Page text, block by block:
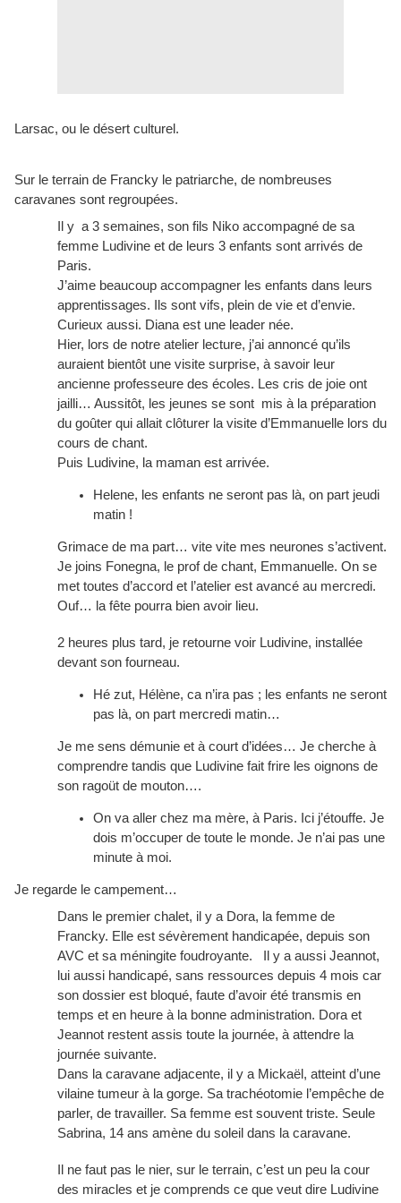
Larsac, ou le désert culturel.
Sur le terrain de Francky le patriarche, de nombreuses
caravanes sont regroupées.
Il y a 3 semaines, son fils Niko accompagné de sa
femme Ludivine et de leurs 3 enfants sont arrivés de
Paris.
J’aime beaucoup accompagner les enfants dans leurs
apprentissages. Ils sont vifs, plein de vie et d’envie.
Curieux aussi. Diana est une leader née.
Hier, lors de notre atelier lecture, j’ai annoncé qu’ils
auraient bientôt une visite surprise, à savoir leur
ancienne professeure des écoles. Les cris de joie ont
jailli… Aussitôt, les jeunes se sont mis à la préparation
du goûter qui allait clôturer la visite d’Emmanuelle lors du
cours de chant.
Puis Ludivine, la maman est arrivée.
Helene, les enfants ne seront pas là, on part jeudi
matin !
Grimace de ma part… vite vite mes neurones s’activent.
Je joins Fonegna, le prof de chant, Emmanuelle. On se
met toutes d’accord et l’atelier est avancé au mercredi.
Ouf… la fête pourra bien avoir lieu.
2 heures plus tard, je retourne voir Ludivine, installée
devant son fourneau.
Hé zut, Hélène, ca n’ira pas ; les enfants ne seront
pas là, on part mercredi matin…
Je me sens démunie et à court d’idées… Je cherche à
comprendre tandis que Ludivine fait frire les oignons de
son ragoüt de mouton….
On va aller chez ma mère, à Paris. Ici j’étouffe. Je
dois m’occuper de toute le monde. Je n’ai pas une
minute à moi.
Je regarde le campement…
Dans le premier chalet, il y a Dora, la femme de
Francky. Elle est sévèrement handicapée, depuis son
AVC et sa méningite foudroyante. Il y a aussi Jeannot,
lui aussi handicapé, sans ressources depuis 4 mois car
son dossier est bloqué, faute d’avoir été transmis en
temps et en heure à la bonne administration. Dora et
Jeannot restent assis toute la journée, à attendre la
journée suivante.
Dans la caravane adjacente, il y a Mickaël, atteint d’une
vilaine tumeur à la gorge. Sa trachéotomie l’empêche de
parler, de travailler. Sa femme est souvent triste. Seule
Sabrina, 14 ans amène du soleil dans la caravane.
Il ne faut pas le nier, sur le terrain, c’est un peu la cour
des miracles et je comprends ce que veut dire Ludivine